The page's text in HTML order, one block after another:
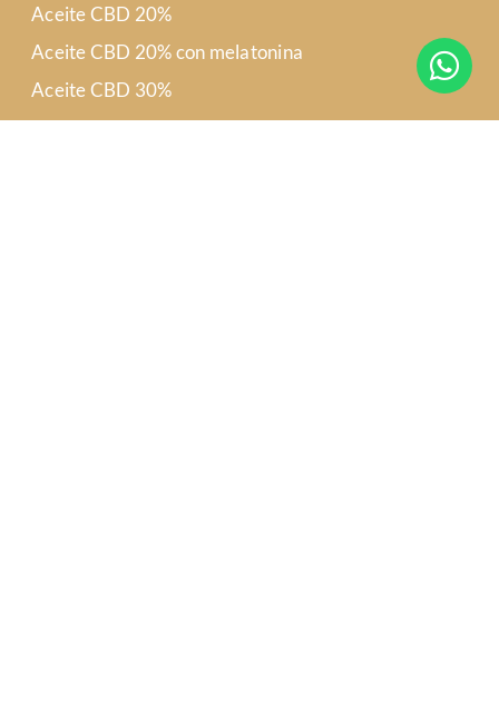
Aceite CBD 20%
Aceite CBD 20% con melatonina
Aceite CBD 30%
Aceite CBD 30% recuperación muscular